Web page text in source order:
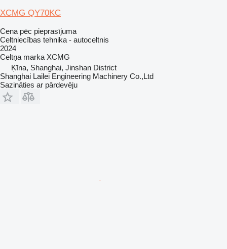
XCMG QY70KC
Cena pēc pieprasījuma
Celtniecības tehnika - autoceltnis
2024
Celtņa marka XCMG
Ķīna, Shanghai, Jinshan District
Shanghai Lailei Engineering Machinery Co.,Ltd
Sazināties ar pārdevēju